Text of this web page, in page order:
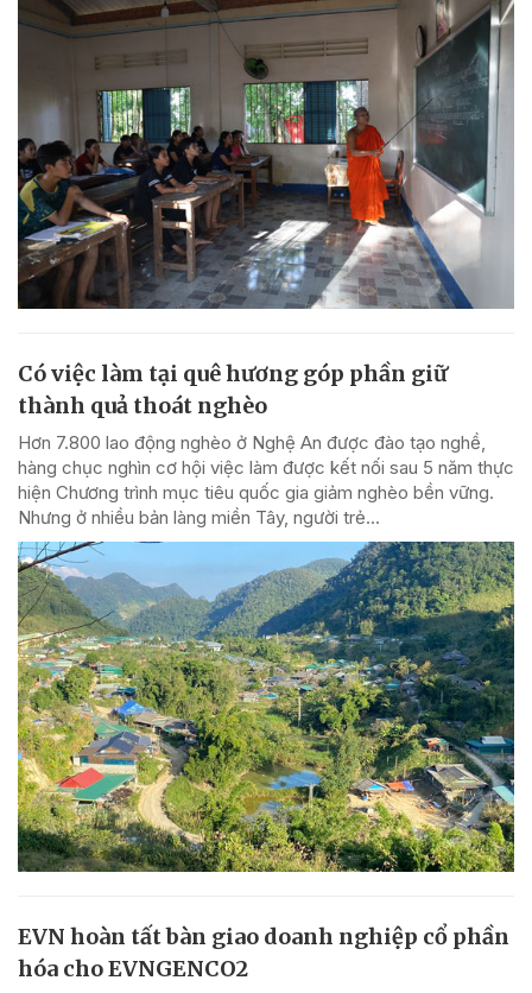
Có việc làm tại quê hương góp phần giữ
thành quả thoát nghèo
Hơn 7.800 lao động nghèo ở Nghệ An được đào tạo nghề,
hàng chục nghìn cơ hội việc làm được kết nối sau 5 năm thực
hiện Chương trình mục tiêu quốc gia giảm nghèo bền vững.
Nhưng ở nhiều bản làng miền Tây, người trẻ...
EVN hoàn tất bàn giao doanh nghiệp cổ phần
hóa cho EVNGENCO2